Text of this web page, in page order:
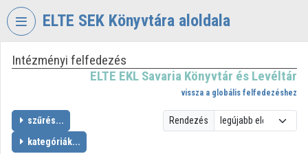
Fejléc kihagyása
ELTE SEK Könyvtára aloldala
VIDEOTORIUM
EKL
SAVARIA
KÖNYVTÁR
Intézményi felfedezés
ELTE EKL Savaria Könyvtár és Levéltár
vissza a globális felfedezéshez
szűrés...
kategóriák...
Rendezés